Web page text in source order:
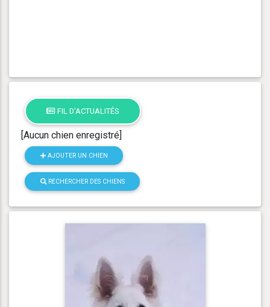
FIL D'ACTUALITÉS
[Aucun chien enregistré]
AJOUTER UN CHIEN
RECHERCHER DES CHIENS